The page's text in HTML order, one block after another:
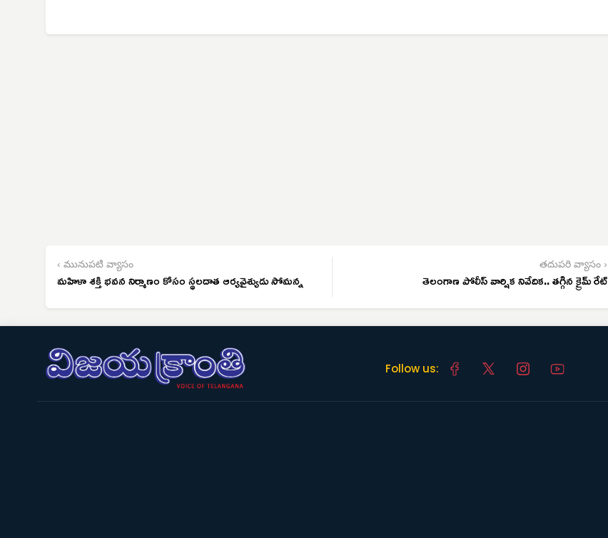
‹ మునుపటి వ్యాసం
మహిళా శక్తి భవన నిర్మాణం కోసం స్థలదాత ఆర్యవైశ్యుడు సోమన్న
తదుపరి వ్యాసం ›
తెలంగాణ పోలీస్ వార్షిక నివేదిక.. తగ్గిన క్రైమ్ రేట్
Follow us: